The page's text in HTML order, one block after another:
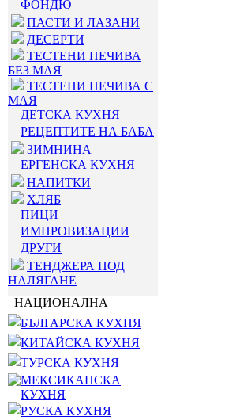
ФОНДЮ
ПАСТИ И ЛАЗАНИ
ДЕСЕРТИ
ТЕСТЕНИ ПЕЧИВА
БЕЗ МАЯ
ТЕСТЕНИ ПЕЧИВА С
МАЯ
ДЕТСКА КУХНЯ
РЕЦЕПТИТЕ НА БАБА
ЗИМНИНА
ЕРГЕНСКА КУХНЯ
НАПИТКИ
ХЛЯБ
ПИЦИ
ИМПРОВИЗАЦИИ
ДРУГИ
ТЕНДЖЕРА ПОД
НАЛЯГАНЕ
НАЦИОНАЛНА
БЪЛГАРСКА КУХНЯ
КИТАЙСКА КУХНЯ
ТУРСКА КУХНЯ
МЕКСИКАНСКА
КУХНЯ
РУСКА КУХНЯ